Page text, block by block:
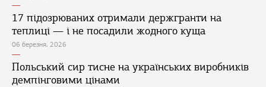
17 підозрюваних отримали держгранти на
теплиці — і не посадили жодного куща
06 березня, 2026
Польський сир тисне на українських виробників
демпінговими цінами